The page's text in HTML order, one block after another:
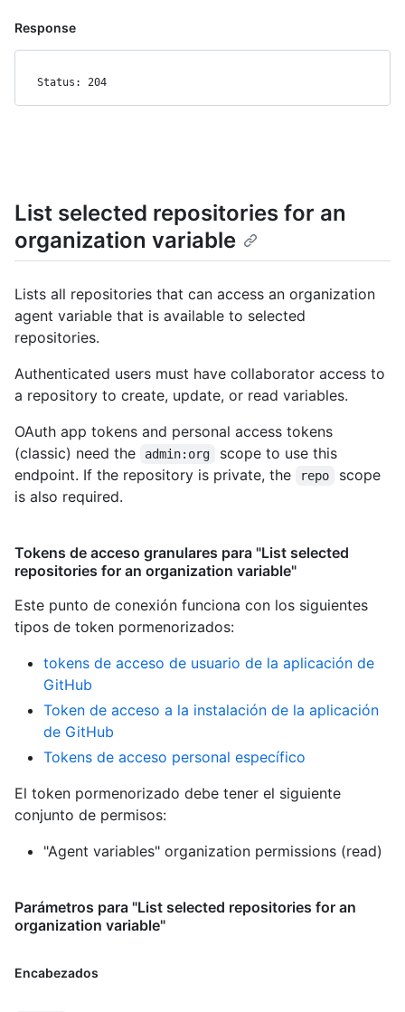
Response
Status: 204
List selected repositories for an
organization variable
Lists all repositories that can access an organization
agent variable that is available to selected
repositories.
Authenticated users must have collaborator access to
a repository to create, update, or read variables.
OAuth app tokens and personal access tokens
(classic) need the
admin:org
scope to use this
endpoint. If the repository is private, the
repo
scope
is also required.
Tokens de acceso granulares para "List selected
repositories for an organization variable"
Este punto de conexión funciona con los siguientes
tipos de token pormenorizados:
tokens de acceso de usuario de la aplicación de
GitHub
Token de acceso a la instalación de la aplicación
de GitHub
Tokens de acceso personal específico
El token pormenorizado debe tener el siguiente
conjunto de permisos:
"Agent variables" organization permissions (read)
Parámetros para "List selected repositories for an
organization variable"
Encabezados